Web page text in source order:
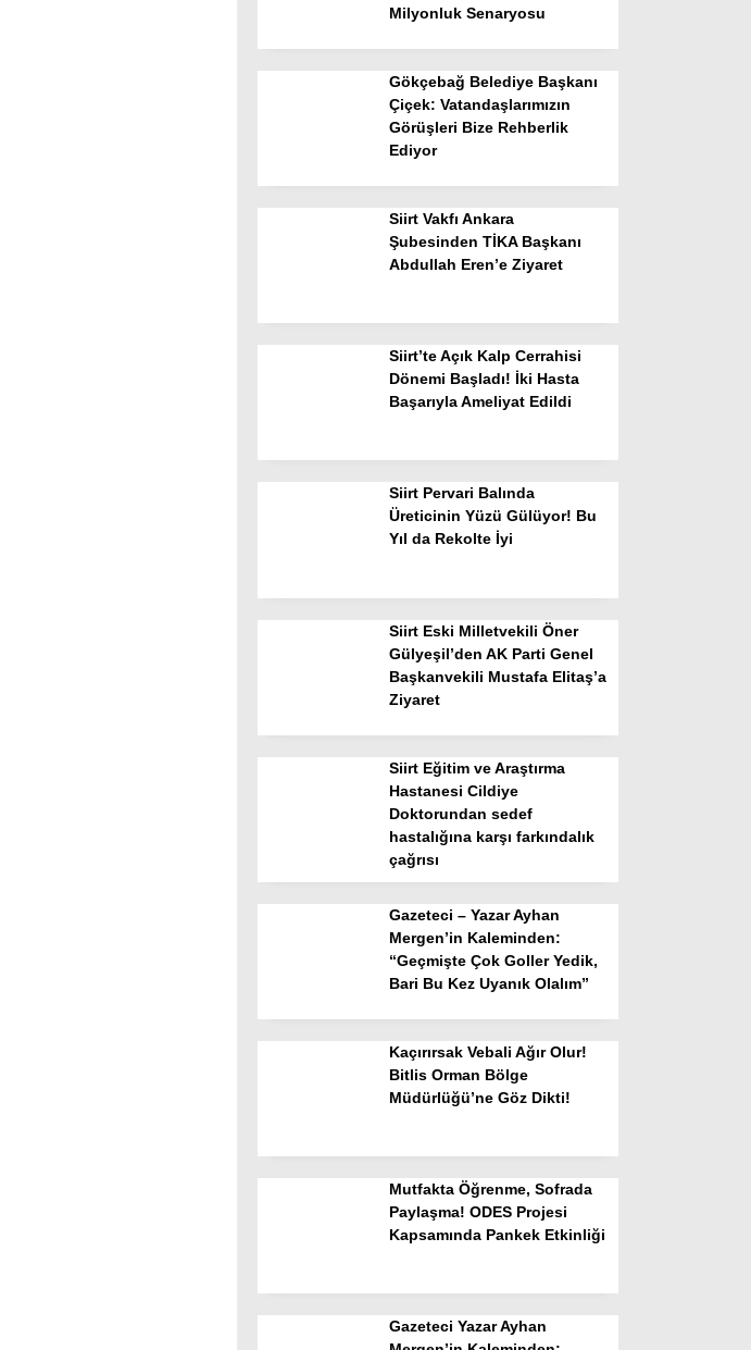
Milyonluk Senaryosu
Gökçebağ Belediye Başkanı
Çiçek: Vatandaşlarımızın
Görüşleri Bize Rehberlik
Ediyor
Siirt Vakfı Ankara
Şubesinden TİKA Başkanı
Abdullah Eren’e Ziyaret
Siirt’te Açık Kalp Cerrahisi
Dönemi Başladı! İki Hasta
Başarıyla Ameliyat Edildi
Siirt Pervari Balında
Üreticinin Yüzü Gülüyor! Bu
Yıl da Rekolte İyi
Siirt Eski Milletvekili Öner
Gülyeşil’den AK Parti Genel
Başkanvekili Mustafa Elitaş’a
Ziyaret
Siirt Eğitim ve Araştırma
Hastanesi Cildiye
Doktorundan sedef
hastalığına karşı farkındalık
çağrısı
Gazeteci – Yazar Ayhan
Mergen’in Kaleminden:
“Geçmişte Çok Goller Yedik,
Bari Bu Kez Uyanık Olalım”
Kaçırırsak Vebali Ağır Olur!
Bitlis Orman Bölge
Müdürlüğü’ne Göz Dikti!
Mutfakta Öğrenme, Sofrada
Paylaşma! ODES Projesi
Kapsamında Pankek Etkinliği
Gazeteci Yazar Ayhan